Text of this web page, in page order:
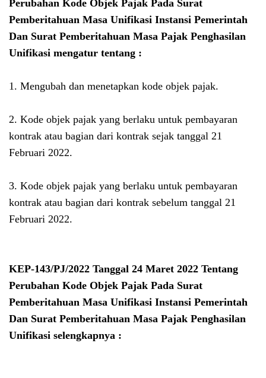
Perubahan Kode Objek Pajak Pada Surat
Pemberitahuan Masa Unifikasi Instansi Pemerintah
Dan Surat Pemberitahuan Masa Pajak Penghasilan
Unifikasi mengatur tentang :
1. Mengubah dan menetapkan kode objek pajak.
2. Kode objek pajak yang berlaku untuk pembayaran
kontrak atau bagian dari kontrak sejak tanggal 21
Februari 2022.
3. Kode objek pajak yang berlaku untuk pembayaran
kontrak atau bagian dari kontrak sebelum tanggal 21
Februari 2022.
KEP-143/PJ/2022 Tanggal 24 Maret 2022 Tentang
Perubahan Kode Objek Pajak Pada Surat
Pemberitahuan Masa Unifikasi Instansi Pemerintah
Dan Surat Pemberitahuan Masa Pajak Penghasilan
Unifikasi selengkapnya :